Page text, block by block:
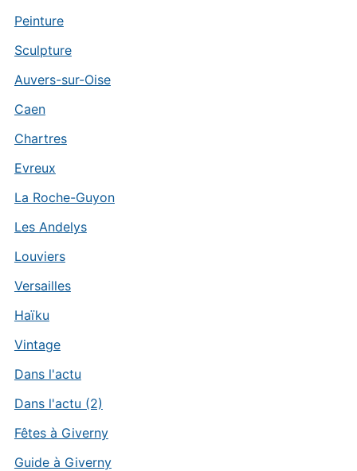
Peinture
Sculpture
Auvers-sur-Oise
Caen
Chartres
Evreux
La Roche-Guyon
Les Andelys
Louviers
Versailles
Haïku
Vintage
Dans l'actu
Dans l'actu (2)
Fêtes à Giverny
Guide à Giverny